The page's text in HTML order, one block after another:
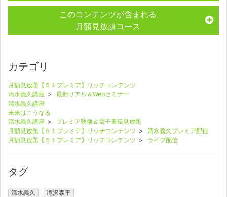
このコンテンツが含まれる
月額見放題コース
カテゴリ
月額見放題【５１プレミア】リッチコンテンツ
清水義久講座 > 最新リアル＆Webセミナー
清水義久講座
未来はこうなる
清水義久講座 > プレミア映像＆電子書籍見放題
月額見放題【５１プレミア】リッチコンテンツ > 清水義久プレミア配信
月額見放題【５１プレミア】リッチコンテンツ > ライブ配信
タグ
清水義久 滝沢泰平